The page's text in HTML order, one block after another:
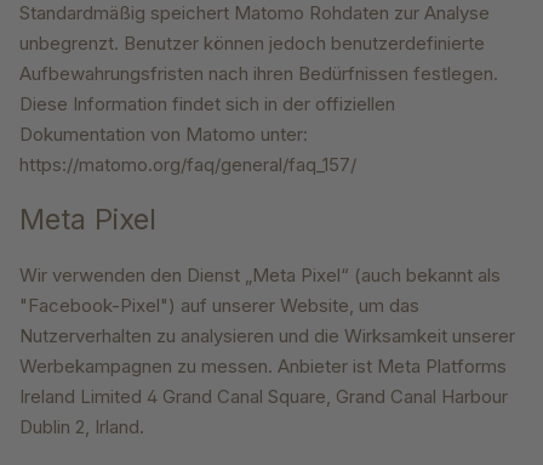
Standardmäßig speichert Matomo Rohdaten zur Analyse
unbegrenzt. Benutzer können jedoch benutzerdefinierte
Aufbewahrungsfristen nach ihren Bedürfnissen festlegen.
Diese Information findet sich in der offiziellen
Dokumentation von Matomo unter:
https://matomo.org/faq/general/faq_157/
Meta Pixel
Wir verwenden den Dienst „Meta Pixel“ (auch bekannt als
"Facebook-Pixel") auf unserer Website, um das
Nutzerverhalten zu analysieren und die Wirksamkeit unserer
Werbekampagnen zu messen. Anbieter ist Meta Platforms
Ireland Limited 4 Grand Canal Square, Grand Canal Harbour
Dublin 2, Irland.